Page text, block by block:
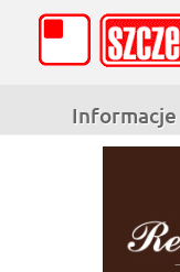
Informacje